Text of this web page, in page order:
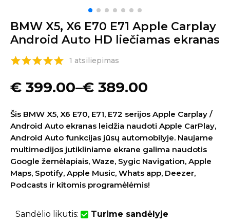
BMW X5, X6 E70 E71 Apple Carplay
Android Auto HD liečiamas ekranas
1 atsiliepimas
€ 389.00
–
€ 399.00
Šis BMW X5, X6 E70, E71, E72 serijos Apple Carplay /
Android Auto ekranas leidžia naudoti Apple CarPlay,
Android Auto funkcijas jūsų automobilyje. Naujame
multimedijos jutikliniame ekrane galima naudotis
Google žemėlapiais, Waze, Sygic Navigation, Apple
Maps, Spotify, Apple Music, Whats app, Deezer,
Podcasts ir kitomis programėlėmis!
Sandėlio likutis: Turime sandėlyje